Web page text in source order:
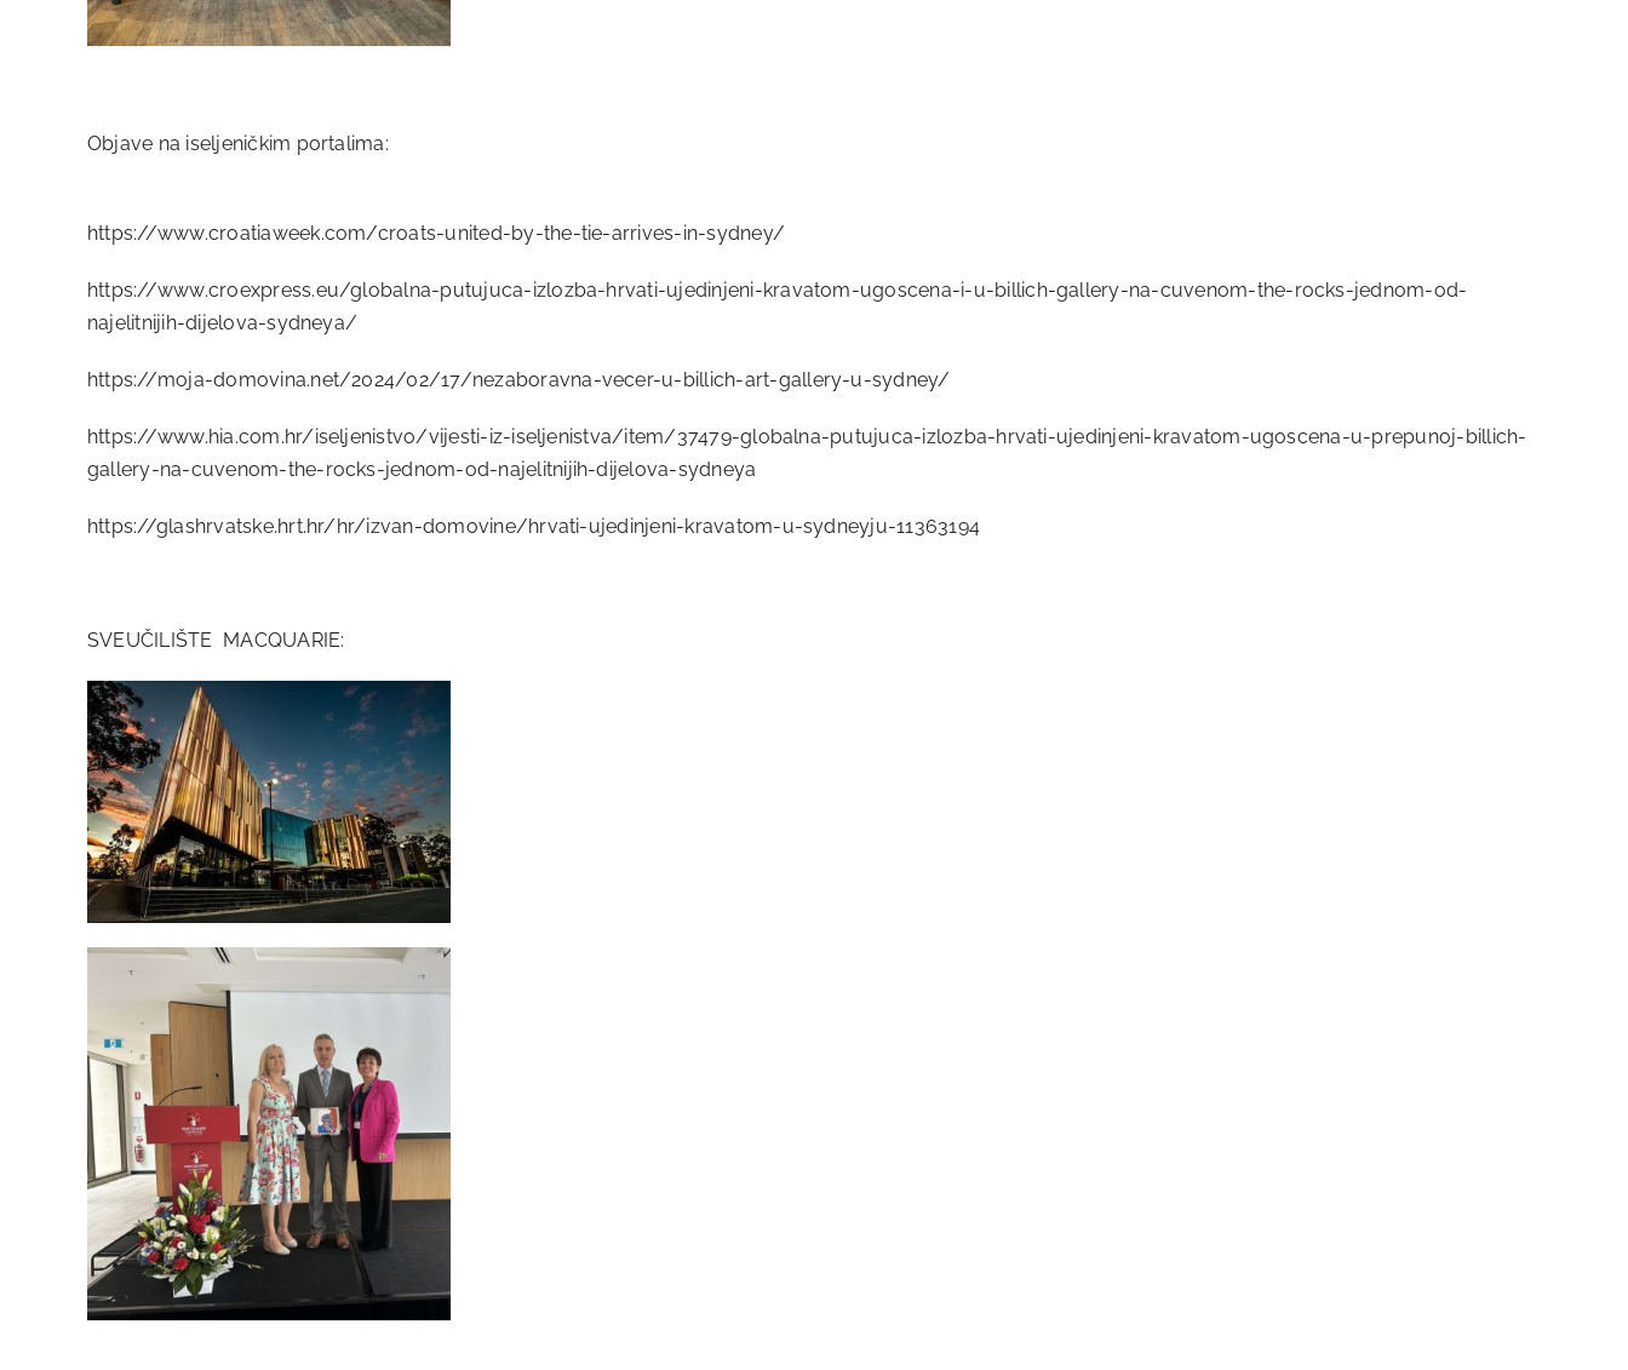
Objave na iseljeničkim portalima:
https://www.croatiaweek.com/croats-united-by-the-tie-arrives-in-sydney/
https://www.croexpress.eu/globalna-putujuca-izlozba-hrvati-ujedinjeni-kravatom-ugoscena-i-u-billich-gallery-na-cuvenom-the-rocks-jednom-od-
najelitnijih-dijelova-sydneya/
https://moja-domovina.net/2024/02/17/nezaboravna-vecer-u-billich-art-gallery-u-sydney/
https://www.hia.com.hr/iseljenistvo/vijesti-iz-iseljenistva/item/37479-globalna-putujuca-izlozba-hrvati-ujedinjeni-kravatom-ugoscena-u-prepunoj-billich-
gallery-na-cuvenom-the-rocks-jednom-od-najelitnijih-dijelova-sydneya
https://glashrvatske.hrt.hr/hr/izvan-domovine/hrvati-ujedinjeni-kravatom-u-sydneyju-11363194
SVEUČILIŠTE MACQUARIE: